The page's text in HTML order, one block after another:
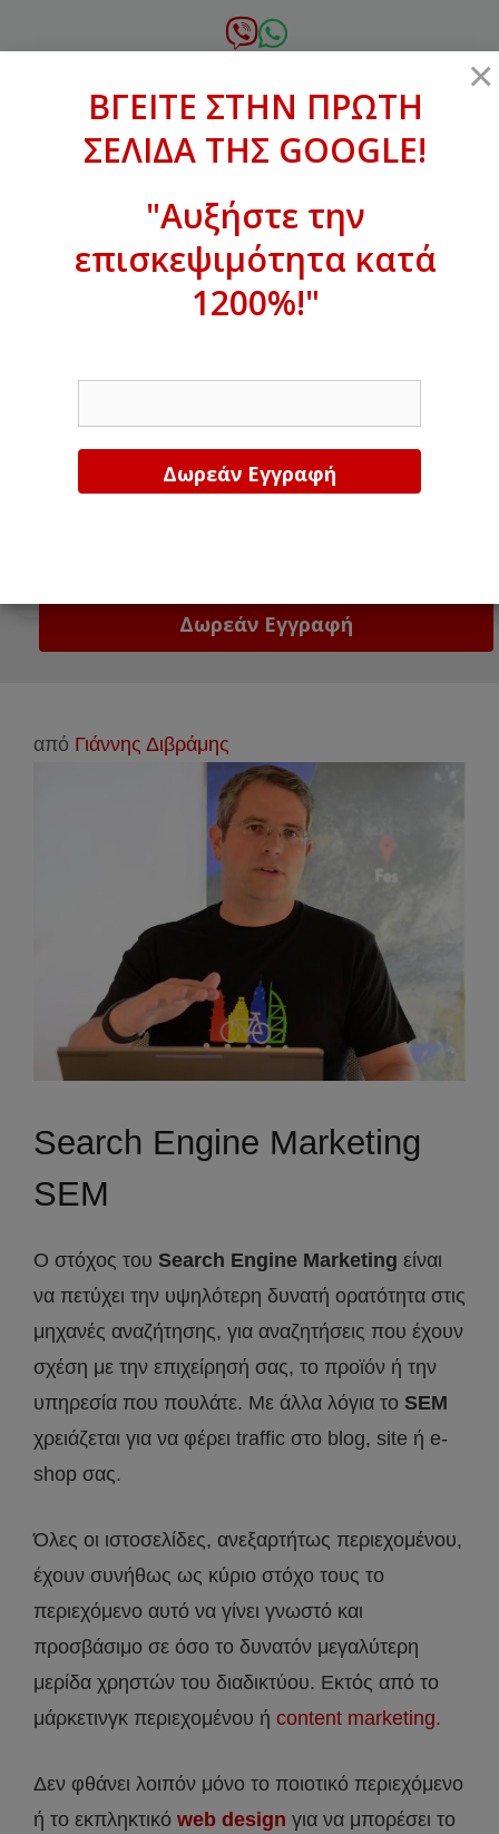
σε
xanthogenous@gmail.com
ΒΓΕΙΤΕ ΣΤΗΝ ΠΡΩΤΗ ΣΕΛΙΔΑ ΤΗΣ
GOOGLE!
από Γιάννης Διβράμης
Search Engine Marketing
SEM
Ο στόχος του Search Engine Marketing είναι
να πετύχει την υψηλότερη δυνατή ορατότητα στις
μηχανές αναζήτησης, για αναζητήσεις που έχουν
σχέση με την επιχείρησή σας, το προϊόν ή την
υπηρεσία που πουλάτε. Με άλλα λόγια το SEM
χρειάζεται για να φέρει traffic στο blog, site ή e-
shop σας.
Όλες οι ιστοσελίδες, ανεξαρτήτως περιεχομένου,
έχουν συνήθως ως κύριο στόχο τους το
περιεχόμενο αυτό να γίνει γνωστό και
προσβάσιμο σε όσο το δυνατόν μεγαλύτερη
μερίδα χρηστών του διαδικτύου. Εκτός από το
μάρκετινγκ περιεχομένου ή content marketing.
Δεν φθάνει λοιπόν μόνο το ποιοτικό περιεχόμενο
ή το εκπληκτικό web design για να μπορέσει το
×
ΒΓΕΙΤΕ ΣΤΗΝ ΠΡΩΤΗ
ΣΕΛΙΔΑ ΤΗΣ GOOGLE!
"Αυξήστε την
επισκεψιμότητα κατά
1200%!"